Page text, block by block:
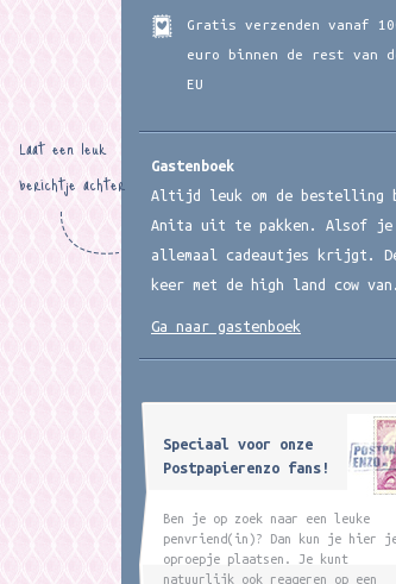
Gratis verzenden vanaf
euro binnen de rest van
EU
Gastenboek
Altijd leuk om de bestelling
Anita uit te pakken. Alsof je
allemaal cadeautjes krijgt.
keer met de high land cow
Laat een leuk
berichtje achter
Ga naar gastenboek
Speciaal voor onze
Postpapierenzo fans!
Ben je op zoek naar een leuke
penvriend(in)? Dan kun je hier
oproepje plaatsen. Je kunt
natuurlijk ook reageren op een